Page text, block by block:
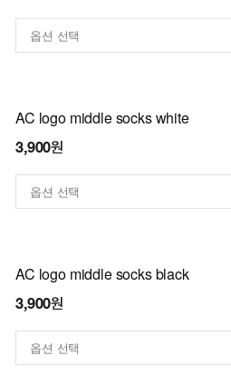
AC logo middle socks white
3,900원
AC logo middle socks black
3,900원